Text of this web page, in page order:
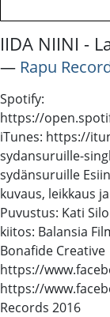
IIDA NIINI -
― Rapu
Spotify:
https://
iTunes: https://
sydansuruille-
sydänsuruille
kuvaus, leikkaus
Puvustus: Kati
kiitos: Balansia
Bonafide Creative
https://
https://
Records 2016